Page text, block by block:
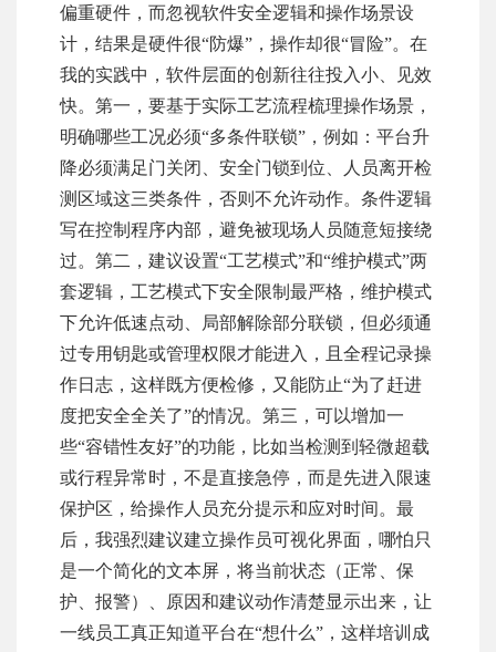
偏重硬件，而忽视软件安全逻辑和操作场景设
计，结果是硬件很“防爆”，操作却很“冒险”。在
我的实践中，软件层面的创新往往投入小、见效
快。第一，要基于实际工艺流程梳理操作场景，
明确哪些工况必须“多条件联锁”，例如：平台升
降必须满足门关闭、安全门锁到位、人员离开检
测区域这三类条件，否则不允许动作。条件逻辑
写在控制程序内部，避免被现场人员随意短接绕
过。第二，建议设置“工艺模式”和“维护模式”两
套逻辑，工艺模式下安全限制最严格，维护模式
下允许低速点动、局部解除部分联锁，但必须通
过专用钥匙或管理权限才能进入，且全程记录操
作日志，这样既方便检修，又能防止“为了赶进
度把安全全关了”的情况。第三，可以增加一
些“容错性友好”的功能，比如当检测到轻微超载
或行程异常时，不是直接急停，而是先进入限速
保护区，给操作人员充分提示和应对时间。最
后，我强烈建议建立操作员可视化界面，哪怕只
是一个简化的文本屏，将当前状态（正常、保
护、报警）、原因和建议动作清楚显示出来，让
一线员工真正知道平台在“想什么”，这样培训成